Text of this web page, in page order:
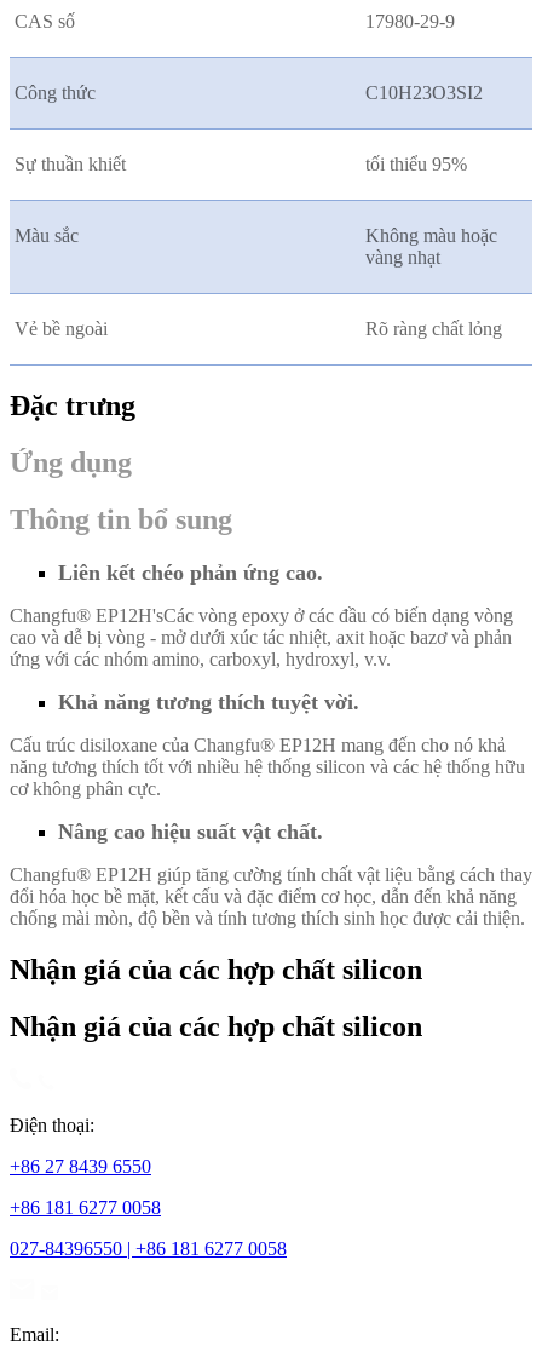
CAS số 17980-29-9
Công thức C10H23O3SI2
Sự thuần khiết tối thiểu 95%
Màu sắc
Không màu hoặc
vàng nhạt
Vẻ bề ngoài Rõ ràng chất lỏng
Đặc trưng
Ứng dụng
Thông tin bổ sung
Liên kết chéo phản ứng cao.
Changfu® EP12H'sCác vòng epoxy ở các đầu có biến dạng vòng
cao và dễ bị vòng - mở dưới xúc tác nhiệt, axit hoặc bazơ và phản
ứng với các nhóm amino, carboxyl, hydroxyl, v.v.
Khả năng tương thích tuyệt vời.
Cấu trúc disiloxane của Changfu® EP12H mang đến cho nó khả
năng tương thích tốt với nhiều hệ thống silicon và các hệ thống hữu
cơ không phân cực.
Nâng cao hiệu suất vật chất.
Changfu® EP12H giúp tăng cường tính chất vật liệu bằng cách thay
đổi hóa học bề mặt, kết cấu và đặc điểm cơ học, dẫn đến khả năng
chống mài mòn, độ bền và tính tương thích sinh học được cải thiện.
Nhận giá của các hợp chất silicon
Nhận giá của các hợp chất silicon
Điện thoại:
+86 27 8439 6550
+86 181 6277 0058
027-84396550 | +86 181 6277 0058
Email: